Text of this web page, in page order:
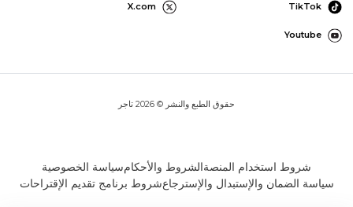
TikTok
X.com
Youtube
حقوق الطبع والنشر © 2026 تاجر
شروط استخدام المنصةالشروط والأحكامسياسة الخصوصية
سياسة الضمان والإستبدال والإسترجاعشروط برنامج تقديم الإقتراحات